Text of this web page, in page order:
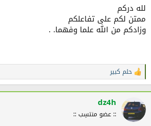
لله دركم
ممتن لكم على تفاعلكم
وزادكم من الله علما وفهما. .
ا
ل
ت
ف
ا
ع
حلم كبير
dz4h
:: عضو منتسِب ::